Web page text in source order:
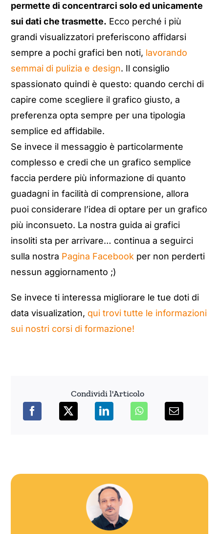
permette di concentrarci solo ed unicamente
sui dati che trasmette. Ecco perché i più
grandi visualizzatori preferiscono affidarsi
sempre a pochi grafici ben noti, lavorando
semmai di pulizia e design. Il consiglio
spassionato quindi è questo: quando cerchi di
capire come scegliere il grafico giusto, a
preferenza opta sempre per una tipologia
semplice ed affidabile.
Se invece il messaggio è particolarmente
complesso e credi che un grafico semplice
faccia perdere più informazione di quanto
guadagni in facilità di comprensione, allora
puoi considerare l’idea di optare per un grafico
più inconsueto. La nostra guida ai grafici
insoliti sta per arrivare… continua a seguirci
sulla nostra Pagina Facebook per non perderti
nessun aggiornamento ;)
Se invece ti interessa migliorare le tue doti di
data visualization, qui trovi tutte le informazioni
sui nostri corsi di formazione!
Condividi l'Articolo